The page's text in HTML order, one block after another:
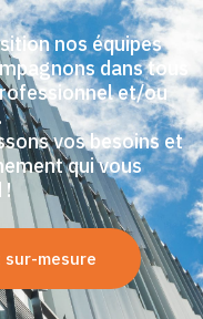
nos équipes
dans tous
et/ou
vos besoins et
qui vous
!
sur-mesure